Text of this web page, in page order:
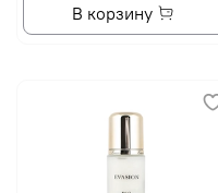
В корзину